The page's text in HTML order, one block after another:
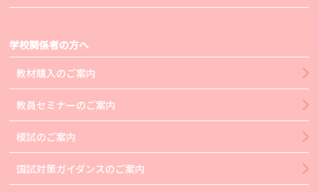
学校関係者の方へ
教材購入のご案内
教員セミナーのご案内
模試のご案内
国試対策ガイダンスのご案内